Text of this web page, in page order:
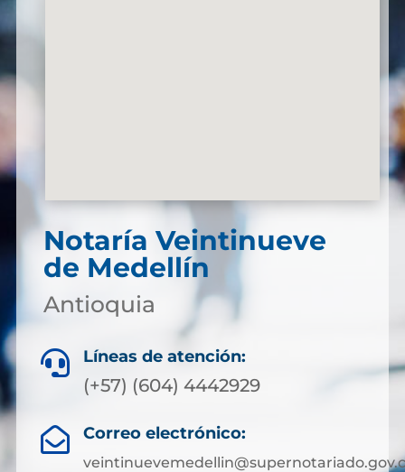
Notaría Veintinueve
de Medellín
Antioquia
 Líneas de atención:
(+57) (604) 4442929
 Correo electrónico: